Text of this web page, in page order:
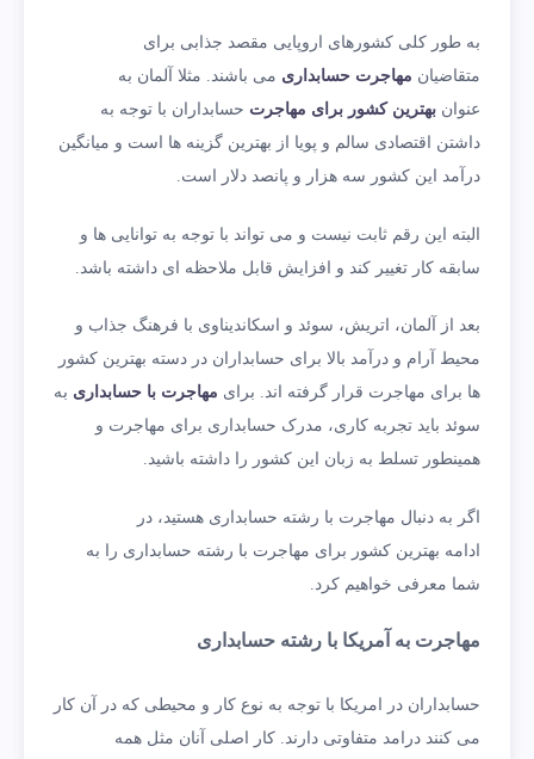
به طور کلی کشورهای اروپایی مقصد جذابی برای
متقاضیان مهاجرت حسابداری می‌ باشند. مثلا آلمان به
عنوان بهترین کشور برای مهاجرت حسابداران با توجه به
داشتن اقتصادی سالم و پویا از بهترین گزینه ها است و میانگین
درآمد این کشور سه هزار و پانصد دلار است.
البته این رقم ثابت نیست و می ‌تواند با توجه به توانایی ها و
سابقه کار تغییر کند و افزایش قابل ملاحظه ای داشته باشد.
بعد از آلمان، اتریش، سوئد و اسکاندیناوی با فرهنگ جذاب و
محیط آرام و درآمد بالا برای حسابداران در دسته بهترین کشور
ها برای مهاجرت قرار گرفته اند. برای مهاجرت با حسابداری به
سوئد باید تجربه کاری، مدرک حسابداری برای مهاجرت و
همینطور تسلط به زبان این کشور را داشته باشید.
اگر به دنبال مهاجرت با رشته حسابداری هستید، در
ادامه بهترین کشور برای مهاجرت با رشته حسابداری را به
شما معرفی خواهیم کرد.
مهاجرت به آمریکا با رشته حسابداری
حسابداران در امریکا با توجه به نوع کار و محیطی که در آن کار
می‌ کنند درامد متفاوتی دارند. کار اصلی آنان مثل همه